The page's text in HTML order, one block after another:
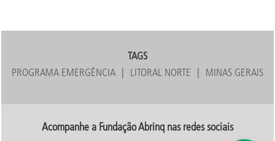
TAGS
PROGRAMA EMERGÊNCIA
LITORAL NORTE MINAS GERAIS
Acompanhe a Fundação Abrinq nas redes sociais